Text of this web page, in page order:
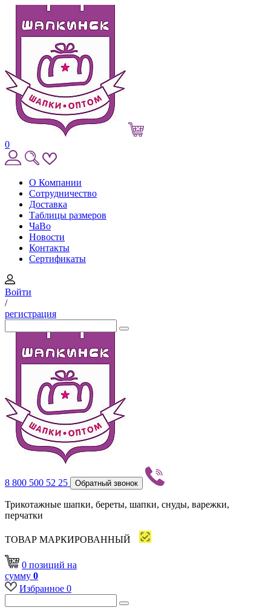
0
О Компании
Сотрудничество
Доставка
Таблицы размеров
ЧаВо
Новости
Контакты
Сертификаты
Войти
/
регистрация
8 800 500 52 25 Обратный звонок
Трикотажные шапки, береты, шапки, снуды, варежки,
перчатки
ТОВАР МАРКИРОВАННЫЙ
0 позиций на
сумму 0
Избранное 0